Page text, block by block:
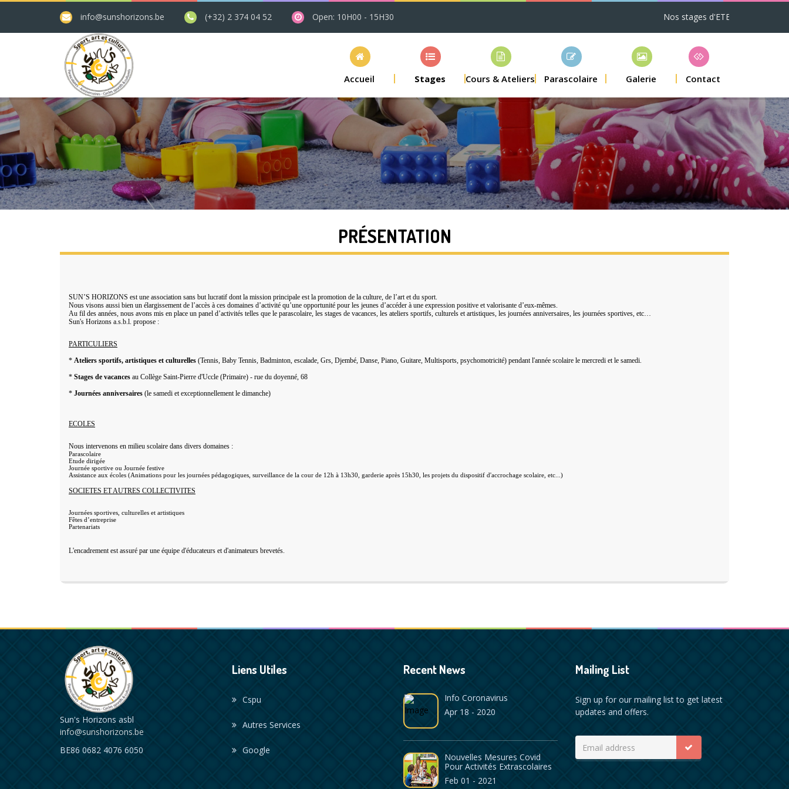
info@sunshorizons.be (+32) 2 374 04 52 Open: 10H00 - 15H30 Nos stages d'ETE sont
Accueil Stages Cours & Ateliers Parascolaire Galerie Contact
PRÉSENTATION
SUN’S HORIZONS est une association sans but lucratif dont la mission principale est la promotion de la culture, de l’art et du sport.
Nous visons aussi bien un élargissement de l’accès à ces domaines d’activité qu’une opportunité pour les jeunes d’accéder à une expression positive et valorisante d’eux-mêmes.
Au fil des années, nous avons mis en place un panel d’activités telles que le parascolaire, les stages de vacances, les ateliers sportifs, culturels et artistiques, les journées anniversaires, les journées sportives, etc…
Sun's Horizons a.s.b.l. propose :
PARTICULIERS
* Ateliers sportifs, artistiques et culturelles (Tennis, Baby Tennis, Badminton, escalade, Grs, Djembé, Danse, Piano, Guitare, Multisports, psychomotricité) pendant l'année scolaire le mercredi et le samedi.
* Stages de vacances au Collège Saint-Pierre d'Uccle (Primaire) - rue du doyenné, 68
* Journées anniversaires (le samedi et exceptionnellement le dimanche)
ECOLES
Nous intervenons en milieu scolaire dans divers domaines :
Parascolaire
Etude dirigée
Journée sportive ou Journée festive
Assistance aux écoles (Animations pour les journées pédagogiques, surveillance de la cour de 12h à 13h30, garderie après 15h30, les projets du dispositif d'accrochage scolaire, etc...)
SOCIETES ET AUTRES COLLECTIVITES
Journées sportives, culturelles et artistiques
Fêtes d’entreprise
Partenariats
L'encadrement est assuré par une équipe d'éducateurs et d'animateurs brevetés.
Sun's Horizons asbl
info@sunshorizons.be
BE86 0682 4076 6050
Liens Utiles
Cspu
Autres Services
Google
Recent News
Info Coronavirus
Apr 18 - 2020
Nouvelles Mesures Covid
Pour Activités Extrascolaires
Feb 01 - 2021
Mailing List
Sign up for our mailing list to get latest
updates and offers.